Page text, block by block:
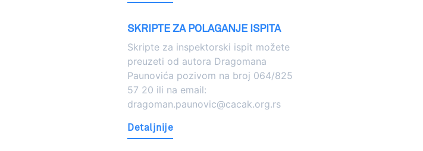
SKRIPTE ZA POLAGANJE ISPITA
Skripte za inspektorski ispit možete
preuzeti od autora Dragomana
Paunovića pozivom na broj 064/825
57 20 ili na email:
dragoman.paunovic@cacak.org.rs
Detaljnije